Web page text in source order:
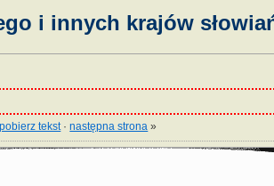
i innych krajów
pobierz tekst·następna strona »